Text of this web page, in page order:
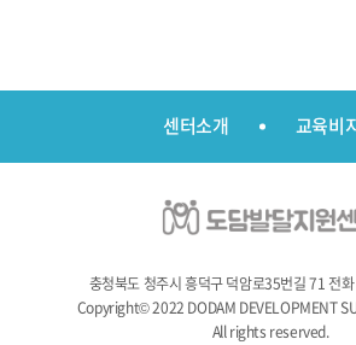
센터소개 교육비
충청북도 청주시 흥덕구 덕암로35번길 71 전
Copyright© 2022 DODAM DEVELOPMENT
All rights reserved.